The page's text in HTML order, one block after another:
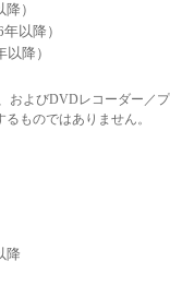
）
以降）
以降）
およびDVDレコーダー／
ものではありません。
降